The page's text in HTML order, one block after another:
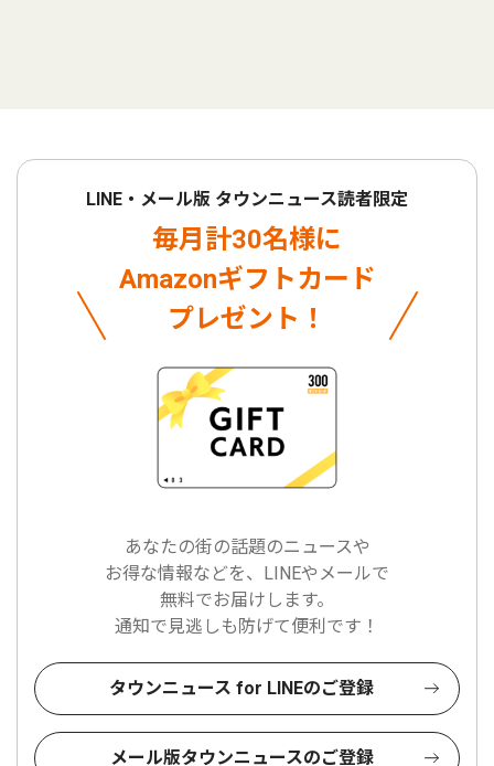
LINE・メール版 タウンニュース読者限定
毎月計30名様に
Amazonギフトカード
プレゼント！
あなたの街の話題のニュースや
お得な情報などを、LINEやメールで
無料でお届けします。
通知で見逃しも防げて便利です！
タウンニュース for LINEのご登録
メール版タウンニュースのご登録